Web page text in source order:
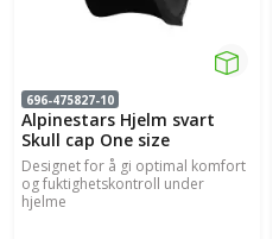
696-475827-10
Alpinestars Hjelm svart
Skull cap One size
Designet for å gi optimal komfort
og fuktighetskontroll under
hjelme